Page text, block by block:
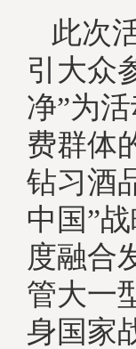
此次
引大众
净”为
费群体
钻习酒
中国”
度融合
管大一
身国家